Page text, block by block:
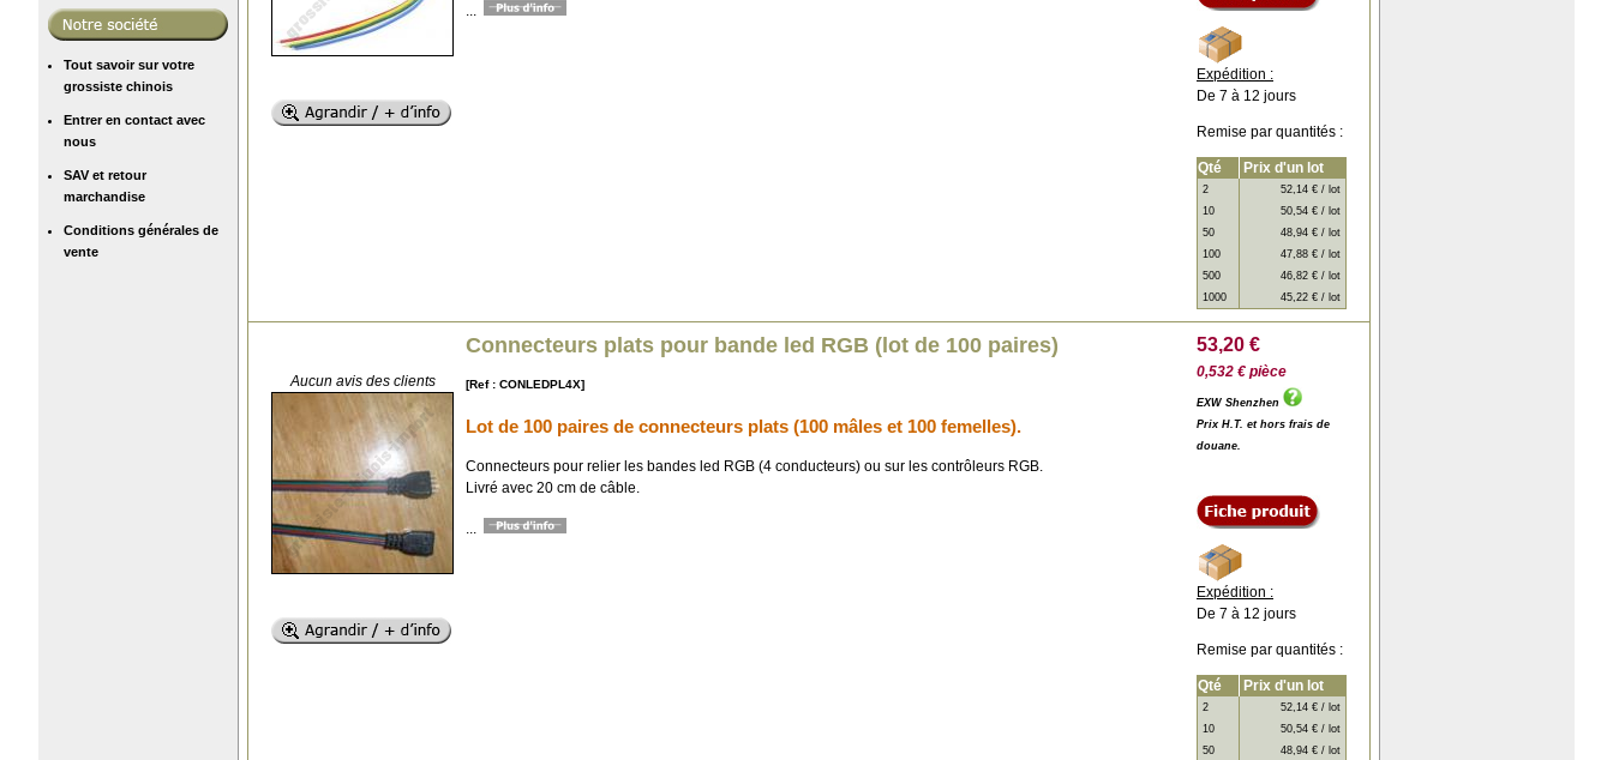
Tout savoir sur votre
grossiste chinois
Entrer en contact avec
nous
SAV et retour
marchandise
Conditions générales de
vente
Expédition :
De 7 à 12 jours
Remise par quantités :
Qté Prix d'un lot
2
52,14 € / lot
10
50,54 € / lot
50
48,94 € / lot
100
47,88 € / lot
500
46,82 € / lot
1000
45,22 € / lot
Aucun avis des clients
Connecteurs plats pour bande led RGB (lot de 100 paires)
[Ref : CONLEDPL4X]
Lot de 100 paires de connecteurs plats (100 mâles et 100 femelles).
Connecteurs pour relier les bandes led RGB (4 conducteurs) ou sur les contrôleurs RGB.
Livré avec 20 cm de câble.
53,20 €
0,532 € pièce
EXW Shenzhen
Prix H.T. et hors frais de
douane.
Expédition :
De 7 à 12 jours
Remise par quantités :
Qté Prix d'un lot
2
52,14 € / lot
10
50,54 € / lot
50
48,94 € / lot